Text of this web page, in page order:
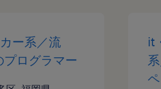
ー系／流
ログラマー
it